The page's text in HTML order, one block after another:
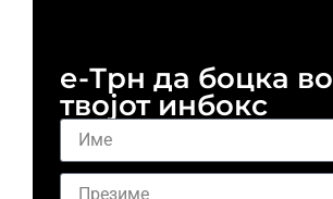
е-Трн да боцка во
твојот инбокс